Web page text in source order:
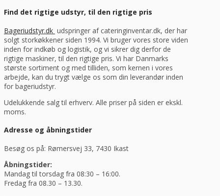
Find det rigtige udstyr, til den rigtige pris
Bageriudstyr.dk udspringer af cateringinventar.dk, der har
solgt storkøkkener siden 1994. Vi bruger vores store viden
inden for indkøb og logistik, og vi sikrer dig derfor de
rigtige maskiner, til den rigtige pris. Vi har Danmarks
største sortiment og med tilliden, som kernen i vores
arbejde, kan du trygt vælge os som din leverandør inden
for bageriudstyr.
Udelukkende salg til erhverv. Alle priser på siden er ekskl.
moms.
Adresse og åbningstider
Besøg os på: Rømersvej 33, 7430 Ikast
Åbningstider:
Mandag til torsdag fra 08:30 – 16:00.
Fredag fra 08.30 – 13.30.